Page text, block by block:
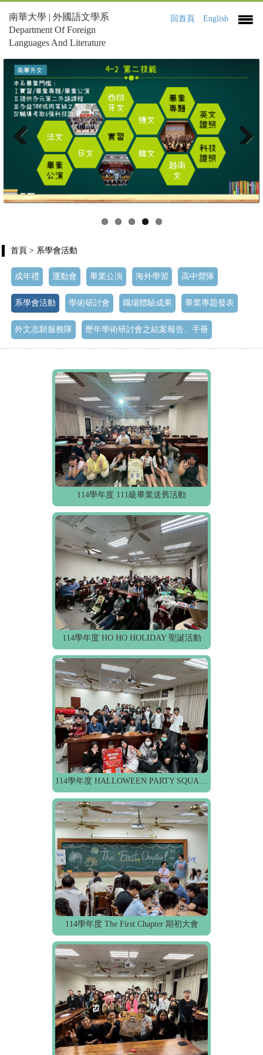
南華大學 | 外國語文學系
Department Of Foreign
Languages And Literature
回首頁 English
首頁 > 系學會活動
成年禮 運動會 畢業公演 海外學習 高中營隊
系學會活動 學術研討會 職場體驗成果 畢業專題發表
外文志願服務隊 歷年學術研討會之結案報告、手冊
114學年度 111級畢業送舊活動
114學年度 HO HO HOLIDAY 聖誕活動
114學年度 The First Chapter 期初大會